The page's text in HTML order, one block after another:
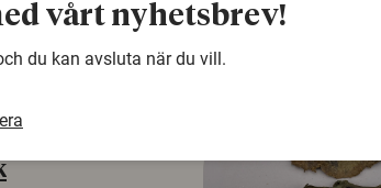
vårt nyhetsbrev!
du kan avsluta när du vill.